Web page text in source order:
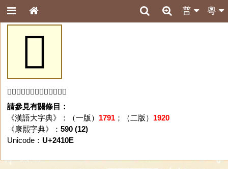
粵
普
𤄎
「𤄎」字未收錄於本資料庫。
請參見有關條目：
《漢語大字典》：（一版） 1791；（二版） 1920
《康熙字典》： 590 (12)
Unicode： U+2410E